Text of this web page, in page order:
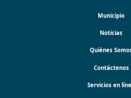
Municipio
Noticias
Quiénes
Contáctenos
Servicios en